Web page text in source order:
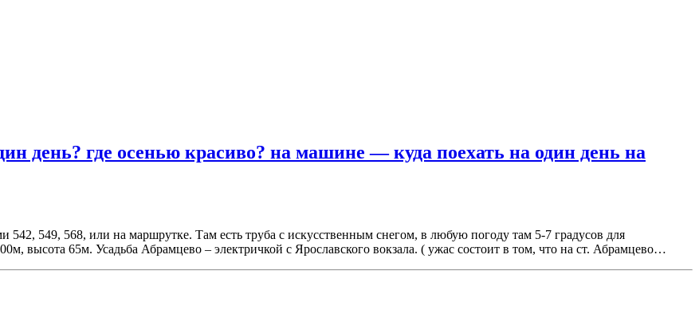
день? где осенью красиво? на машине — куда поехать на один день на
542, 549, 568, или на маршрутке. Там есть труба c искусственным снегом, в любую погоду там 5-7 градусов для
высота 65м. Усадьба Абрамцево – электричкой с Ярославского вокзала. ( ужас состоит в том, что на ст. Абрамцево…